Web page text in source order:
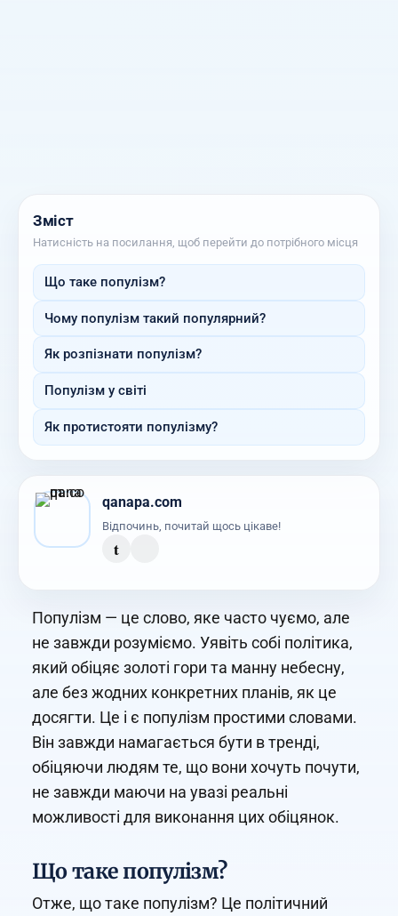
Зміст
Натисність на посилання, щоб перейти до потрібного місця
Що таке популізм?
Чому популізм такий популярний?
Як розпізнати популізм?
Популізм у світі
Як протистояти популізму?
qanapa.com
Відпочинь, почитай щось цікаве!
t
Популізм — це слово, яке часто чуємо, але
не завжди розуміємо. Уявіть собі політика,
який обіцяє золоті гори та манну небесну,
але без жодних конкретних планів, як це
досягти. Це і є популізм простими словами.
Він завжди намагається бути в тренді,
обіцяючи людям те, що вони хочуть почути,
не завжди маючи на увазі реальні
можливості для виконання цих обіцянок.
Що таке популізм?
Отже, що таке популізм? Це політичний